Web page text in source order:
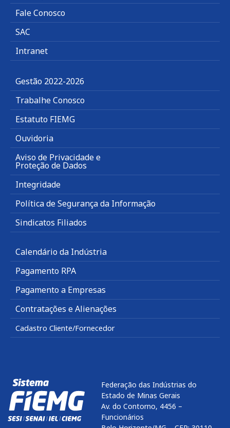
Fale Conosco
SAC
Intranet
Gestão 2022-2026
Trabalhe Conosco
Estatuto FIEMG
Ouvidoria
Aviso de Privacidade e
Proteção de Dados
Integridade
Política de Segurança da Informação
Sindicatos Filiados
Calendário da Indústria
Pagamento RPA
Pagamento a Empresas
Contratações e Alienações
Cadastro Cliente/Fornecedor
Federação das Indústrias do
Estado de Minas Gerais
Av. do Contorno, 4456 –
Funcionários